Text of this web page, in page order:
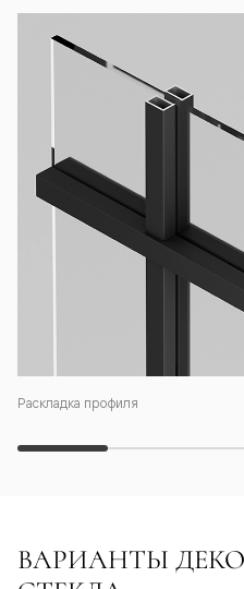
Раскладка профиля
ВАРИАНТЫ